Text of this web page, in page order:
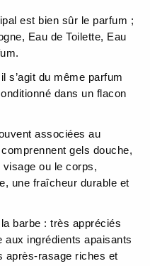
est bien sûr le parfum ;
Eau de Toilette, Eau
s’agit du même parfum
dans un flacon
associées au
gels douche,
ou le corps,
une fraîcheur durable et
barbe : très appréciés
ingrédients apaisants
après-rasage riches et